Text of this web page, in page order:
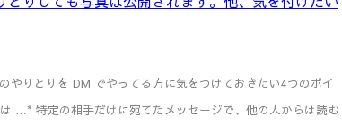
やりとりを DM でやってる方に気をつけておきたい4つのポイ
…* 特定の相手だけに宛てたメッセージで、他の人からは読む